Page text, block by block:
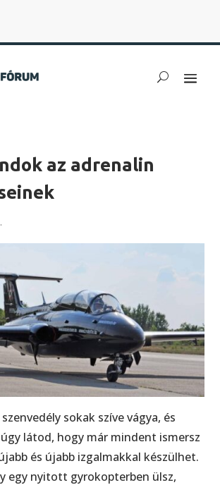
az adrenalin
sokak szíve vágya, és
látod, hogy már mindent ismersz
és újabb izgalmakkal készülhet.
egy nyitott gyrokopterben ülsz,